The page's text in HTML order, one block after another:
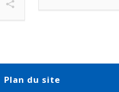
Plan du site